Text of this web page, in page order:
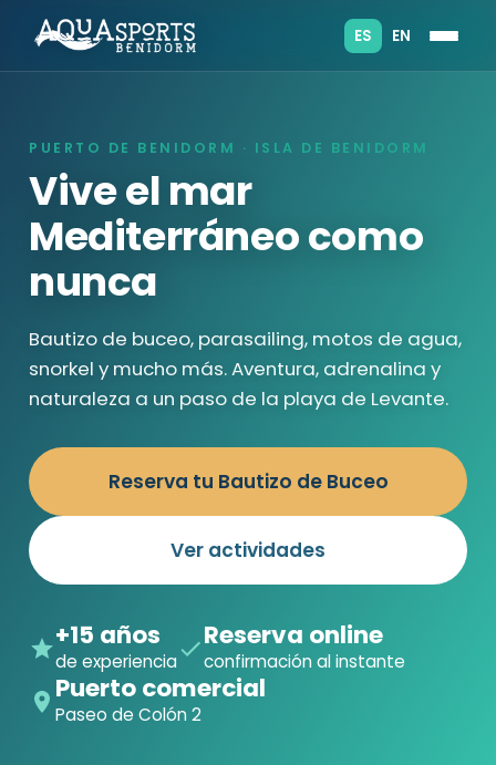
ES EN
PUERTO DE BENIDORM · ISLA DE BENIDORM
Vive el mar
Mediterráneo como
nunca
Bautizo de buceo, parasailing, motos de agua,
snorkel y mucho más. Aventura, adrenalina y
naturaleza a un paso de la playa de Levante.
Reserva tu Bautizo de Buceo
Ver actividades
+15 años
de experiencia
Reserva online
confirmación al instante
Puerto comercial
Paseo de Colón 2